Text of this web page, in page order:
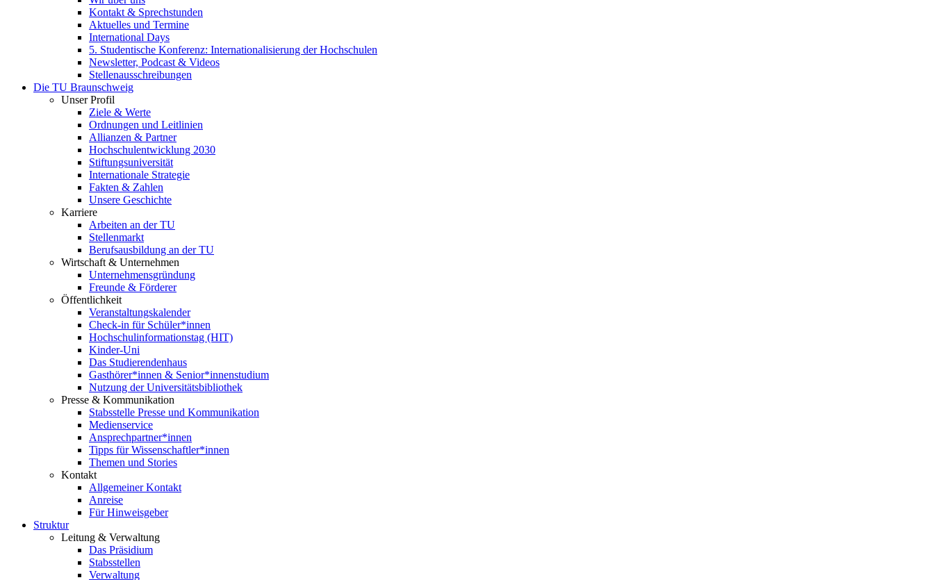
Kontakt & Sprechstunden
Aktuelles und Termine
International Days
5. Studentische Konferenz: Internationalisierung der Hochschulen
Newsletter, Podcast & Videos
Stellenausschreibungen
Die TU Braunschweig
Unser Profil
Ziele & Werte
Ordnungen und Leitlinien
Allianzen & Partner
Hochschulentwicklung 2030
Stiftungsuniversität
Internationale Strategie
Fakten & Zahlen
Unsere Geschichte
Karriere
Arbeiten an der TU
Stellenmarkt
Berufsausbildung an der TU
Wirtschaft & Unternehmen
Unternehmensgründung
Freunde & Förderer
Öffentlichkeit
Veranstaltungskalender
Check-in für Schüler*innen
Hochschulinformationstag (HIT)
Kinder-Uni
Das Studierendenhaus
Gasthörer*innen & Senior*innenstudium
Nutzung der Universitätsbibliothek
Presse & Kommunikation
Stabsstelle Presse und Kommunikation
Medienservice
Ansprechpartner*innen
Tipps für Wissenschaftler*innen
Themen und Stories
Kontakt
Allgemeiner Kontakt
Anreise
Für Hinweisgeber
Struktur
Leitung & Verwaltung
Das Präsidium
Stabsstellen
Verwaltung